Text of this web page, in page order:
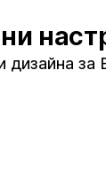
дизайна за